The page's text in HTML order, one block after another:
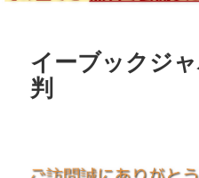
イーブックジ
判